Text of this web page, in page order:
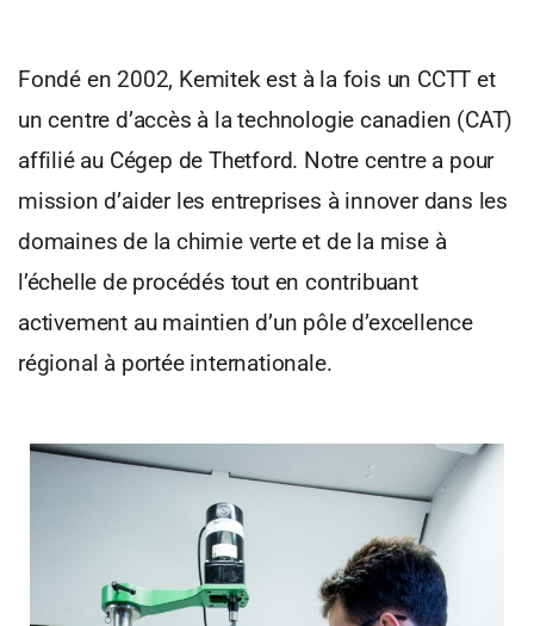
Fondé en 2002, Kemitek est à la fois un CCTT et
un centre d’accès à la technologie canadien (CAT)
affilié au Cégep de Thetford. Notre centre a pour
mission d’aider les entreprises à innover dans les
domaines de la chimie verte et de la mise à
l’échelle de procédés tout en contribuant
activement au maintien d’un pôle d’excellence
régional à portée internationale.